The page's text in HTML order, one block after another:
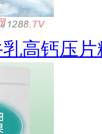
高钙压